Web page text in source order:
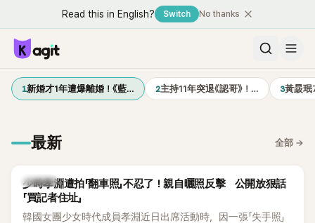
Read this in English? Switch No thanks
1新婚才1年遭爆離婚！《藍… 2主持11年突退《認哥》！… 3黃晸
最新 全部 →
K-POP
少時孝淵遭拍「翻車照」不忍了！親自曬照反擊 公開放狠話
「買記者住址」
韓國女團少女時代成員孝淵近日出席活動時，因一張「失手照」